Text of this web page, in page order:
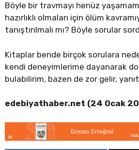
Böyle bir travmayı henüz
hazırlıklı olmaları için ölüm
tanıştırılmalı mı? Böyle sorular
Kitaplar bende birçok sorulara
kendi deneyimlerime dayanarak
bulabilirim, bazen de zor gelir,
edebiyathaber.net (24 Ocak